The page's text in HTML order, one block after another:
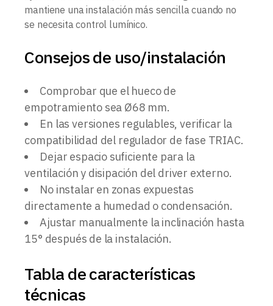
mantiene una instalación más sencilla cuando no
se necesita control lumínico.
Consejos de uso/instalación
Comprobar que el hueco de
empotramiento sea Ø68 mm.
En las versiones regulables, verificar la
compatibilidad del regulador de fase TRIAC.
Dejar espacio suficiente para la
ventilación y disipación del driver externo.
No instalar en zonas expuestas
directamente a humedad o condensación.
Ajustar manualmente la inclinación hasta
15° después de la instalación.
Tabla de características
técnicas